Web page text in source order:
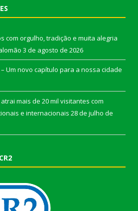
com orgulho, tradição e muita alegria
3 de agosto de 2026
Um novo capítulo para a nossa cidade
mais de 20 mil visitantes com
e internacionais 28 de julho de